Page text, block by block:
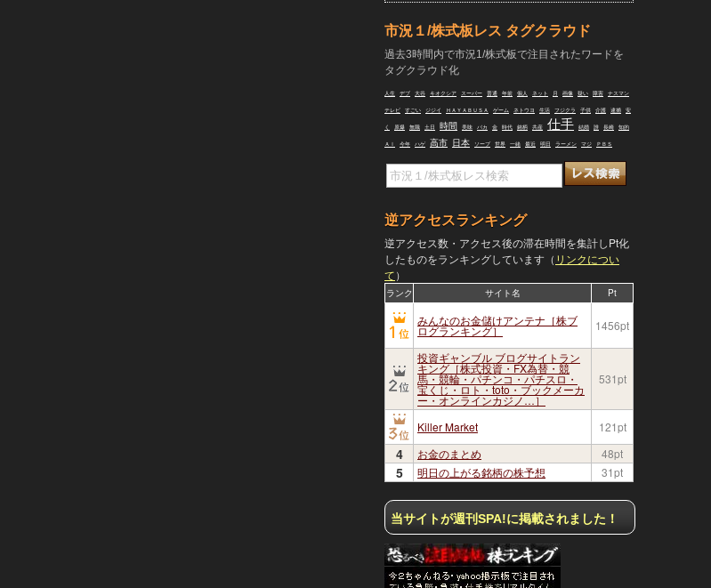
市況１/株式板レス タグクラウド
過去3時間内で市況1/株式板で注目されたワードを
タグクラウド化
人生 デブ 大谷 キオクシア スーパー 普通 年前 個人 ネット 月 画像 疑い 障害 ナスマン
テレビ すごい ジジイ ＨＡＹＡＢＵＳＡ ゲーム ネトウヨ 生活 フジクラ 子供 介護 逮捕 安
く 原爆 無職 土日 時間 美味 バカ 金 時代 銘柄 共産 仕手 結婚 誰 長崎 知的
ＡＩ 今年 ハゲ 高市 日本 ソープ 世界 一緒 最近 明日 ラーメン マジ ＰＢＳ
逆アクセスランキング
逆アクセス数・アクセス後の滞在時間を集計しPt化
したものをランキングしています（ リンクについ
て）
ランク サイト名 Pt
みんなのお金儲けアンテナ［株ブ
ログランキング］ 1456pt
投資ギャンブル ブログサイトラン
キング［株式投資・FX為替・競
馬・競輪・パチンコ・パチスロ・
宝くじ・ロト・toto・ブックメーカ
ー・オンラインカジノ…］
531pt
Killer Market 121pt
4 お金のまとめ 48pt
5 明日の上がる銘柄の株予想 31pt
当サイトが週刊SPA!に掲載されました！